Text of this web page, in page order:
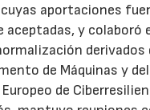
aportaciones
aceptadas, y colaboró
derivados
de Máquinas y del
de